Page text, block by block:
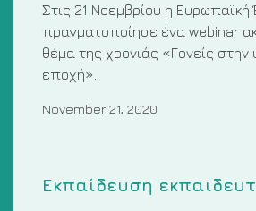
Στις 21 Νοεμβρίου η
πραγματοποίησε ένα webinar
θέμα της χρονιάς «Γονείς στην
εποχή».
November 21, 2020
Εκπαίδευση